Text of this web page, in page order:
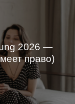
2026 —
право)